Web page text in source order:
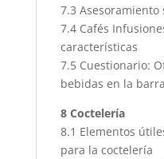
7.3
7.4 Cafés
características
7.5 Cuestionario:
bebidas en la barra
8 Coctelería
8.1 Elementos
para la coctelería